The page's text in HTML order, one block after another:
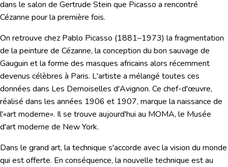
dans le salon de Gertrude Stein que Picasso a rencontré
Cézanne pour la première fois.
On retrouve chez Pablo Picasso (1881–1973) la fragmentation
de la peinture de Cézanne, la conception du bon sauvage de
Gauguin et la forme des masques africains alors récemment
devenus célèbres à Paris. L'artiste a mélangé toutes ces
données dans Les Demoiselles d'Avignon. Ce chef-d'œuvre,
réalisé dans les années 1906 et 1907, marque la naissance de
l'«art moderne». Il se trouve aujourd'hui au MOMA, le Musée
d'art moderne de New York.
Dans le grand art, la technique s'accorde avec la vision du monde
qui est offerte. En conséquence, la nouvelle technique est au